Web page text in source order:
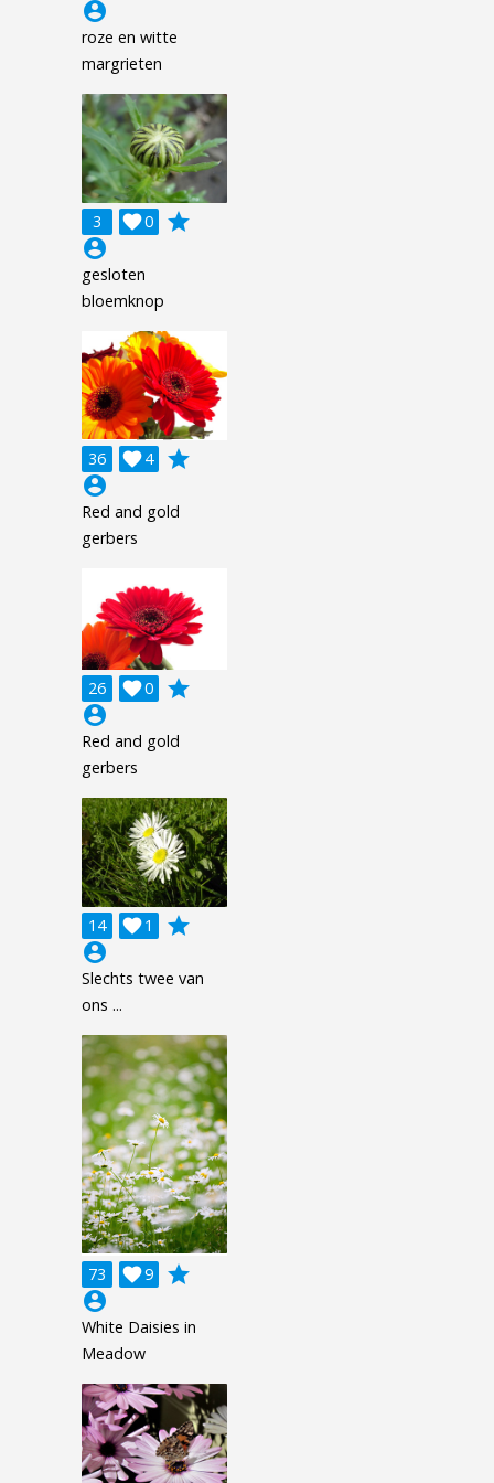
account_circle
roze en witte
margrieten
3 0

grade
account_circle
gesloten
bloemknop
36 4

grade
account_circle
Red and gold
gerbers
26 0

grade
account_circle
Red and gold
gerbers
14 1

grade
account_circle
Slechts twee van
ons ...
73 9

grade
account_circle
White Daisies in
Meadow